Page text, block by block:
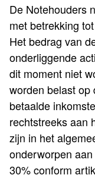
De Notehouders
met betrekking
Het bedrag van
onderliggende
dit moment niet
worden belast op
betaalde
rechtstreeks aan
zijn in het
onderworpen
30% conform